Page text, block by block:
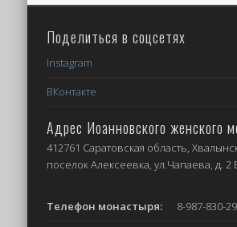
Поделиться в соцсетях
Instagram
ВКонтакте
Адрес Иоанновского женского
412761 Саратовская область,
поселок Алексеевка, ул.Чапаева, д. 2
Телефон монастыря:
8-987-830-